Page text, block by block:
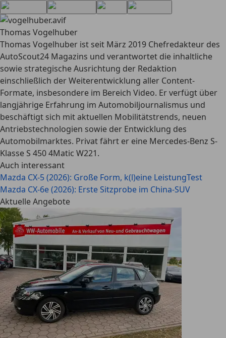
Thomas Vogelhuber
Thomas Vogelhuber ist seit März 2019 Chefredakteur des
AutoScout24 Magazins und verantwortet die inhaltliche
sowie strategische Ausrichtung der Redaktion
einschließlich der Weiterentwicklung aller Content-
Formate, insbesondere im Bereich Video. Er verfügt über
langjährige Erfahrung im Automobiljournalismus und
beschäftigt sich mit aktuellen Mobilitätstrends, neuen
Antriebstechnologien sowie der Entwicklung des
Automobilmarktes. Privat fährt er eine Mercedes-Benz S-
Klasse S 450 4Matic W221.
Auch interessant
Mazda CX-5 (2026): Große Form, k(l)eine LeistungTest
Mazda CX-6e (2026): Erste Sitzprobe im China-SUV
Aktuelle Angebote